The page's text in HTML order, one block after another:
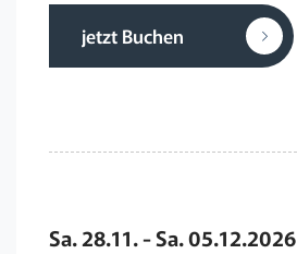
jetzt Buchen
Sa. 28.11. - Sa. 05.12.2026